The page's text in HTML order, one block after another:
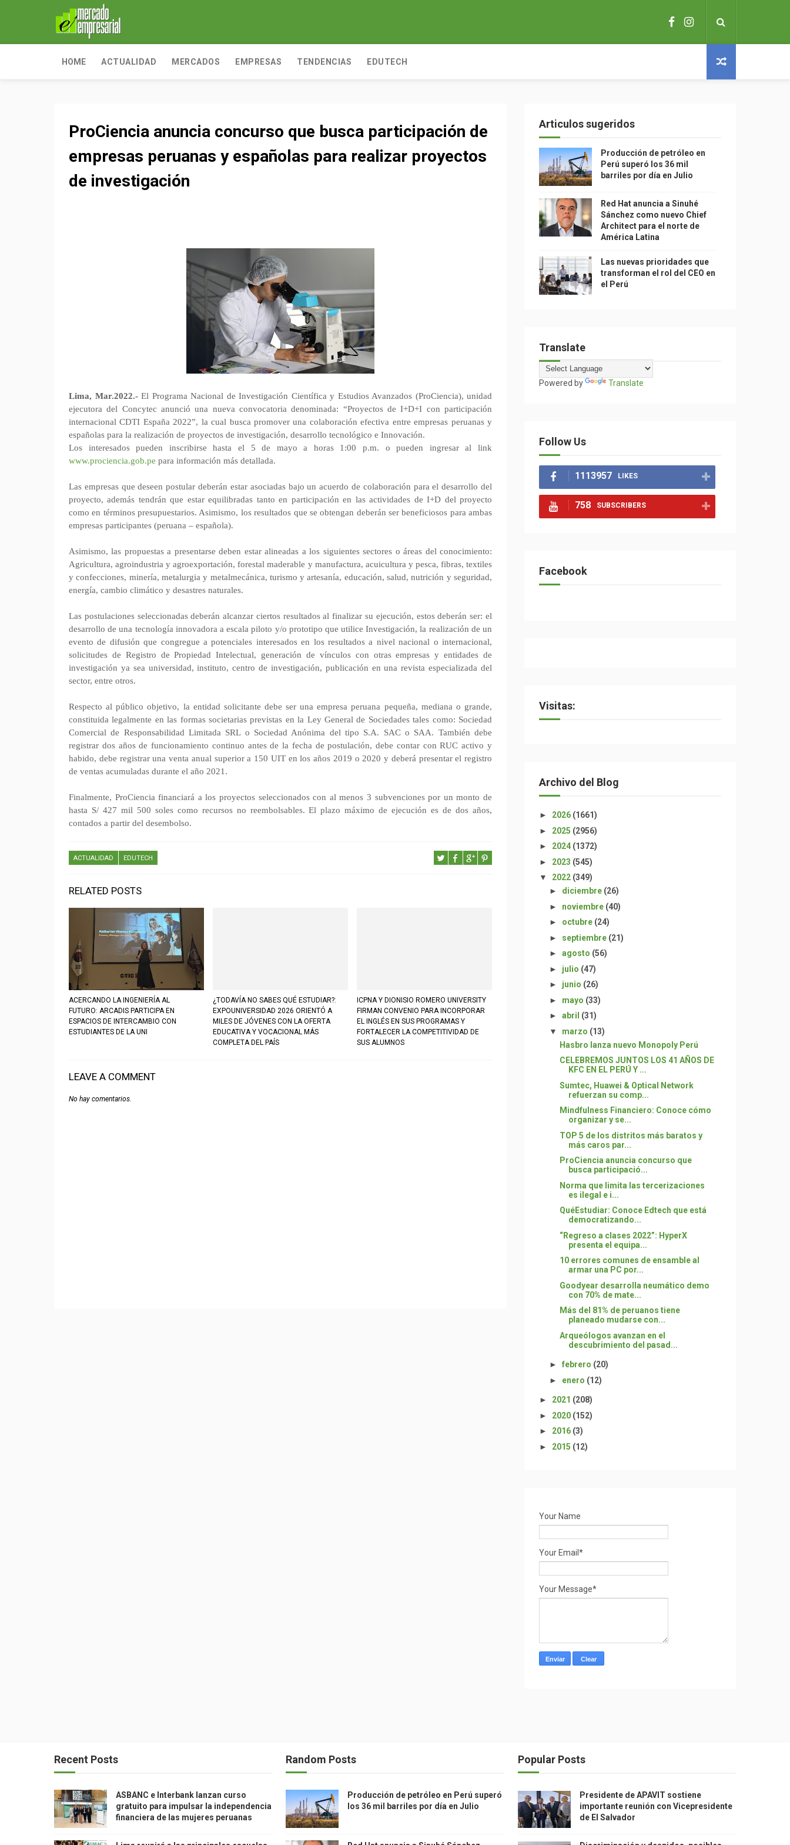
HOME ACTUALIDAD MERCADOS EMPRESAS TENDENCIAS EDUTECH
ProCiencia anuncia concurso que busca participación de
empresas peruanas y españolas para realizar proyectos
de investigación
Lima, Mar.2022.-El Programa Nacional de Investigación Científica y Estudios Avanzados (ProCiencia), unidad
ejecutora del Concytec anunció una nueva convocatoria denominada: “Proyectos de I+D+I con participación
internacional CDTI España 2022”, la cual busca promover una colaboración efectiva entre empresas peruanas y
españolas para la realización de proyectos de investigación, desarrollo tecnológico e Innovación.
Los interesados pueden inscribirse hasta el 5 de mayo a horas 1:00 p.m. o pueden ingresar al link
www.prociencia.gob.pe para información más detallada.
Las empresas que deseen postular deberán estar asociadas bajo un acuerdo de colaboración para el desarrollo del
proyecto, además tendrán que estar equilibradas tanto en participación en las actividades de I+D del proyecto
como en términos presupuestarios. Asimismo, los resultados que se obtengan deberán ser beneficiosos para ambas
empresas participantes (peruana – española).
Asimismo, las propuestas a presentarse deben estar alineadas a los siguientes sectores o áreas del conocimiento:
Agricultura, agroindustria y agroexportación, forestal maderable y manufactura, acuicultura y pesca, fibras, textiles
y confecciones, minería, metalurgia y metalmecánica, turismo y artesanía, educación, salud, nutrición y seguridad,
energía, cambio climático y desastres naturales.
Las postulaciones seleccionadas deberán alcanzar ciertos resultados al finalizar su ejecución, estos deberán ser: el
desarrollo de una tecnología innovadora a escala piloto y/o prototipo que utilice Investigación, la realización de un
evento de difusión que congregue a potenciales interesados en los resultados a nivel nacional o internacional,
solicitudes de Registro de Propiedad Intelectual, generación de vínculos con otras empresas y entidades de
investigación ya sea universidad, instituto, centro de investigación, publicación en una revista especializada del
sector, entre otros.
Respecto al público objetivo, la entidad solicitante debe ser una empresa peruana pequeña, mediana o grande,
constituida legalmente en las formas societarias previstas en la Ley General de Sociedades tales como: Sociedad
Comercial de Responsabilidad Limitada SRL o Sociedad Anónima del tipo S.A. SAC o SAA. También debe
registrar dos años de funcionamiento continuo antes de la fecha de postulación, debe contar con RUC activo y
habido, debe registrar una venta anual superior a 150 UIT en los años 2019 o 2020 y deberá presentar el registro
de ventas acumuladas durante el año 2021.
Finalmente, ProCiencia financiará a los proyectos seleccionados con al menos 3 subvenciones por un monto de
hasta S/ 427 mil 500 soles como recursos no reembolsables. El plazo máximo de ejecución es de dos años,
contados a partir del desembolso.
ACTUALIDAD EDUTECH
RELATED POSTS
ACERCANDO LA INGENIERÍA AL
FUTURO: ARCADIS PARTICIPA EN
ESPACIOS DE INTERCAMBIO CON
ESTUDIANTES DE LA UNI
¿TODAVÍA NO SABES QUÉ ESTUDIAR?:
EXPOUNIVERSIDAD 2026 ORIENTÓ A
MILES DE JÓVENES CON LA OFERTA
EDUCATIVA Y VOCACIONAL MÁS
COMPLETA DEL PAÍS
ICPNA Y DIONISIO ROMERO UNIVERSITY
FIRMAN CONVENIO PARA INCORPORAR
EL INGLÉS EN SUS PROGRAMAS Y
FORTALECER LA COMPETITIVIDAD DE
SUS ALUMNOS
LEAVE A COMMENT
No hay comentarios.
Articulos sugeridos
Producción de petróleo en
Perú superó los 36 mil
barriles por día en Julio
Red Hat anuncia a Sinuhé
Sánchez como nuevo Chief
Architect para el norte de
América Latina
Las nuevas prioridades que
transforman el rol del CEO en
el Perú
Translate
Powered by Translate
Follow Us
1113957 LIKES
758 SUBSCRIBERS
Facebook
Visitas:
Archivo del Blog
► 2026 (1661)
► 2025 (2956)
► 2024 (1372)
► 2023 (545)
▼ 2022 (349)
► diciembre (26)
► noviembre (40)
► octubre (24)
► septiembre (21)
► agosto (56)
► julio (47)
► junio (26)
► mayo (33)
► abril (31)
▼ marzo (13)
Hasbro lanza nuevo Monopoly Perú
CELEBREMOS JUNTOS LOS 41 AÑOS DE
KFC EN EL PERÚ Y ...
Sumtec, Huawei & Optical Network
refuerzan su comp...
Mindfulness Financiero: Conoce cómo
organizar y se...
TOP 5 de los distritos más baratos y
más caros par...
ProCiencia anuncia concurso que
busca participació...
Norma que limita las tercerizaciones
es ilegal e i...
QuéEstudiar: Conoce Edtech que está
democratizando...
“Regreso a clases 2022”: HyperX
presenta el equipa...
10 errores comunes de ensamble al
armar una PC por...
Goodyear desarrolla neumático demo
con 70% de mate...
Más del 81% de peruanos tiene
planeado mudarse con...
Arqueólogos avanzan en el
descubrimiento del pasad...
► febrero (20)
► enero (12)
► 2021 (208)
► 2020 (152)
► 2016 (3)
► 2015 (12)
Your Name
Your Email*
Your Message*
Recent Posts
ASBANC e Interbank lanzan curso
gratuito para impulsar la independencia
financiera de las mujeres peruanas
Random Posts
Producción de petróleo en Perú superó
los 36 mil barriles por día en Julio
Popular Posts
Presidente de APAVIT sostiene
importante reunión con Vicepresidente
de El Salvador